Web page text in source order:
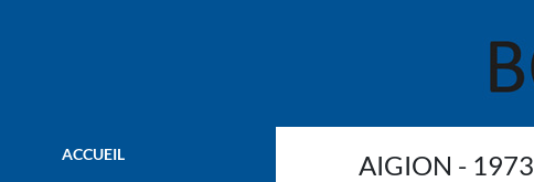
AIGION - 1973
ACCUEIL